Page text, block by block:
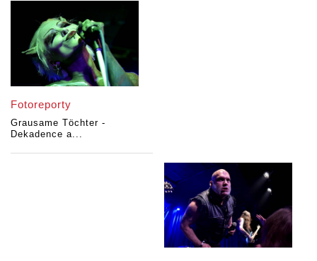
Fotoreporty
Grausame Töchter -
Dekadence a...